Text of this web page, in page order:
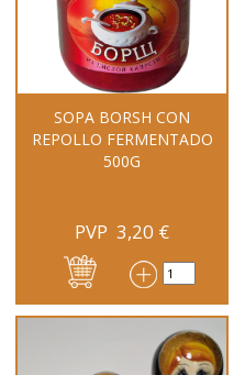
SOPA BORSH CON
REPOLLO FERMENTADO
500G
PVP 3,20 €